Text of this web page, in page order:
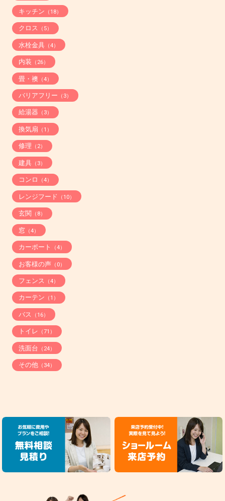
キッチン （18）
クロス （5）
水栓金具（4）
内装 （26）
畳・襖 （4）
バリアフリー （3）
給湯器 （3）
換気扇 （1）
修理 （2）
建具（3）
コンロ （4）
レンジフード （10）
玄関 （8）
窓（4）
カーポート （4）
お客様の声（0）
フェンス （4）
カーテン （1）
バス （16）
トイレ （71）
洗面台 （24）
その他（34）